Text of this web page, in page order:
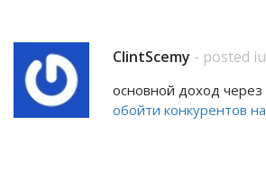
ClintScemy - posted
основной доход через
обойти конкурентов